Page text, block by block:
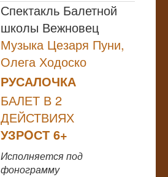
Спектакль Балетной
школы Вежновец
Музыка Цезаря Пуни,
Олега Ходоско
РУСАЛОЧКА
БАЛЕТ В 2
ДЕЙСТВИЯХ
УЗРOСТ 6+
Исполняется под
фонограмму